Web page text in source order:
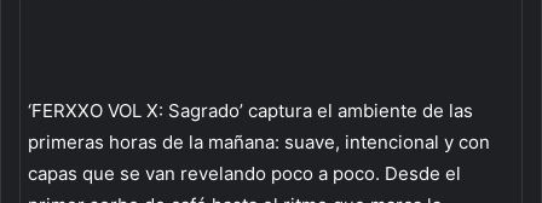
‘FERXXO VOL X: Sagrado’ captura el ambiente de las
primeras horas de la mañana: suave, intencional y con
capas que se van revelando poco a poco. Desde el